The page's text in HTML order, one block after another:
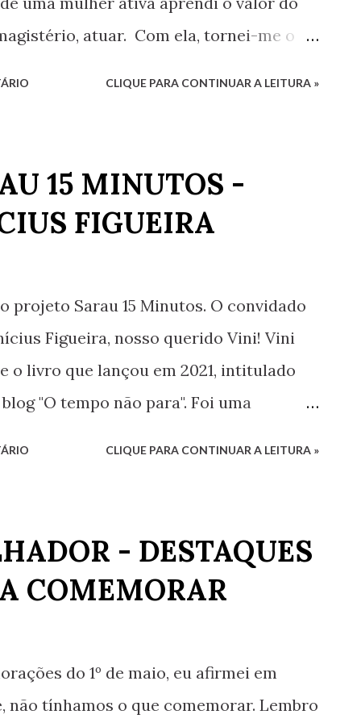
mais para frente, penso em
atuar. Com ela, tornei-me o
Ela partia, entusiasmada. em seu
camarada. Vivências são fragmentos,
em nós. Vivências que vivi, vivências
MÃE. Luciana G. Rugani, 14/5/2023
CLIQUE PARA CONTINUAR A LEITURA »
15 MINUTOS -
FIGUEIRA
projeto Sarau 15 Minutos. O convidado
Figueira, nosso querido Vini! Vini
o livro que lançou em 2021, intitulado
"O tempo não para". Foi uma
CLIQUE PARA CONTINUAR A LEITURA »
- DESTAQUES
COMEMORAR
do 1º de maio, eu afirmei em
não tínhamos o que comemorar. Lembro